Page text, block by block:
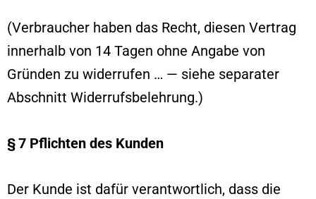
(Verbraucher haben das Recht, diesen Vertrag
innerhalb von 14 Tagen ohne Angabe von
Gründen zu widerrufen … — siehe separater
Abschnitt Widerrufsbelehrung.)
§ 7 Pflichten des Kunden
Der Kunde ist dafür verantwortlich, dass die